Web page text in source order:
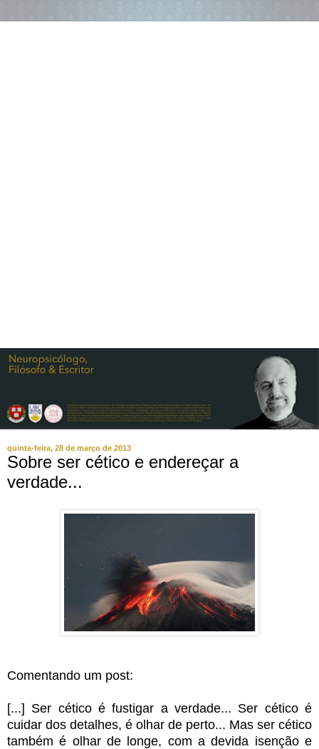
quinta-feira, 28 de março de 2013
Sobre ser cético e endereçar a
verdade...
Comentando um post:
[...] Ser cético é fustigar a verdade... Ser cético é
cuidar dos detalhes, é olhar de perto... Mas ser cético
também é olhar de longe, com a devida isenção e